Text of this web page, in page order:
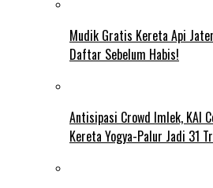
Mudik Gratis Kereta Api
Daftar Sebelum Habis!
Antisipasi Crowd Imlek, KAI
Kereta Yogya-Palur Jadi 31